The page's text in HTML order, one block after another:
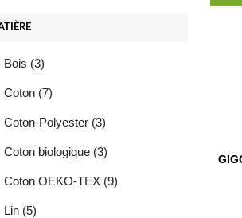
Bois (3)
Coton (7)
Coton-Polyester (3)
Coton biologique (3)
Coton OEKO-TEX (9)
Lin (5)